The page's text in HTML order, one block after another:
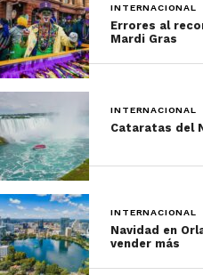
Ubicado en el muelle de
su estructura en forma de
Asimismo, sobresalen las
su entrada: un barco
experimentales.
INTERNACIONAL
Errores al
Mardi Gras
INTERNACIONAL
Cataratas del
INTERNACIONAL
Navidad en
vender más